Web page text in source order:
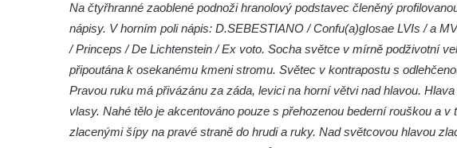
Socha Vydry si hrají v ZOO Hluboká
Socha Přátelství v ZOO Hluboká
Socha Matka příroda v ZOO Hluboká
Socha Lišky v ZOO Hluboká
Na čtyřhranné zaoblené podnoži hranolový podstavec členěný
nápisy. V horním poli nápis: D.SEBESTIANO / Confu(a)gIosae LVIs / a
/ Princeps / De Lichtenstein / Ex voto. Socha světce v mírně podživotní
připoutána k osekanému kmeni stromu. Světec v kontrapostu s
Pravou ruku má přivázánu za záda, levici na horní větvi nad hlavou.
vlasy. Nahé tělo je akcentováno pouze s přehozenou bederní rouškou a
zlacenými šípy na pravé straně do hrudi a ruky. Nad světcovou hlavou